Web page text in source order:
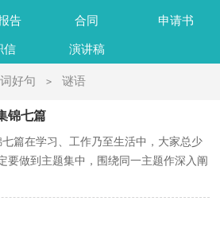
告 合同 申请书
信 演讲稿
好句 > 谜语
锦七篇
篇在学习、工作乃至生活中，大家总少
要做到主题集中，围绕同一主题作深入阐
散甚至无主题。一篇什么样的...